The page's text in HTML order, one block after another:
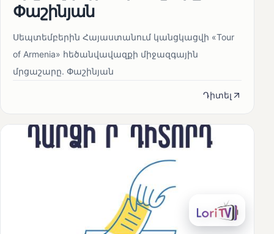
Փաշինյան
Սեպտեմբերին Հայաստանում կանցկացվի «Tour
of Armenia» հեծանվավազքի միջազգային
մրցաշարը. Փաշինյան
Դիտել